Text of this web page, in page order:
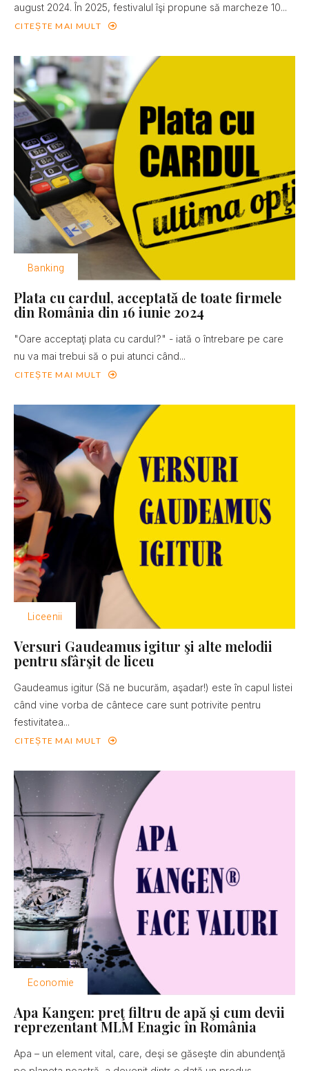
august 2024. În 2025, festivalul îşi propune să marcheze 10...
CITEȘTE MAI MULT
Banking
Plata cu cardul, acceptată de toate firmele
din România din 16 iunie 2024
"Oare acceptaţi plata cu cardul?" - iată o întrebare pe care
nu va mai trebui să o pui atunci când...
CITEȘTE MAI MULT
Liceenii
Versuri Gaudeamus igitur şi alte melodii
pentru sfârşit de liceu
Gaudeamus igitur (Să ne bucurăm, aşadar!) este în capul listei
când vine vorba de cântece care sunt potrivite pentru
festivitatea...
CITEȘTE MAI MULT
Economie
Apa Kangen: preţ filtru de apă şi cum devii
reprezentant MLM Enagic în România
Apa – un element vital, care, deşi se găseşte din abundenţă